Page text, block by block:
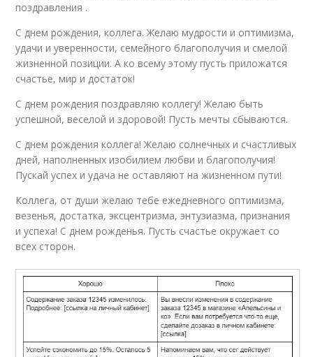
Прекрасная коллега
прозе
Коллега за то Работы в прозе
Коллега в коротком
Коллега при
Коллега в коротких
поздравления .
С днем рождения, коллега. Желаю мудрости и оптимизма,
удачи и уверенности, семейного благополучия и смелой
жизненной позиции. А ко всему этому пусть приложатся
счастье, мир и достаток!
С днем рождения поздравляю коллегу! Желаю быть
успешной, веселой и здоровой! Пусть мечты сбываются.
С днем рождения коллега! Желаю солнечных и счастливых
дней, наполненных изобилием любви и благополучия!
Пускай успех и удача не оставляют на жизненном пути!
Коллега, от души желаю тебе ежедневного оптимизма,
везенья, достатка, эксцентризма, энтузиазма, признания
и успеха! С днем рожденья. Пусть счастье окружает со
всех сторон.